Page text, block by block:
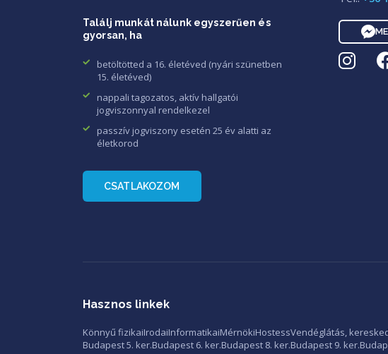
Találj munkát nálunk egyszerűen és
gyorsan, ha
betöltötted a 16. életéved (nyári szünetben
15. életéved)
nappali tagozatos, aktív hallgatói
jogviszonnyal rendelkezel
passzív jogviszony esetén 25 év alatti az
életkorod
CSATLAKOZOM
Hasznos linkek
Könnyű fizikaiIrodaiInformatikaiMérnökiHostessVendéglátás,
Budapest 5. ker.Budapest 6. ker.Budapest 8. ker.Budapest 9. ker.